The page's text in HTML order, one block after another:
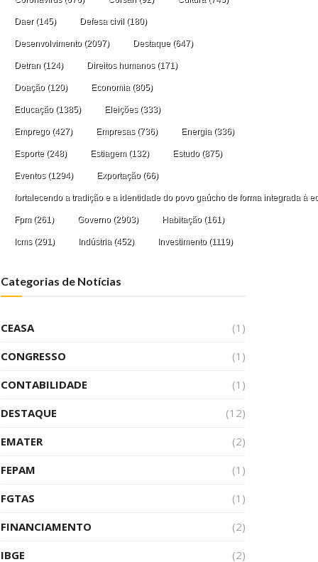
Daer(145) Defesa civil (180)
Desenvolvimento(2097) Destaque (647)
Detran (124) Direitos humanos(171)
Doação(120) Economia (805)
Educação(1385) Eleições(333)
Emprego(427) Empresas(736) Energia (336)
Esporte (248) Estiagem(132) Estudo(875)
Eventos(1294) Exportação(66)
fortalecendo a tradição e a identidade do povo gaúcho de forma integrada à
Fpm(261) Governo(2903) Habitação(161)
Icms(291) Indústria (452) Investimento(1119)
Categorias de Notícias
CEASA
(1)
CONGRESSO
(1)
CONTABILIDADE
(1)
DESTAQUE
(12)
EMATER
(2)
FEPAM
(1)
FGTAS
(1)
FINANCIAMENTO
(2)
IBGE
(2)